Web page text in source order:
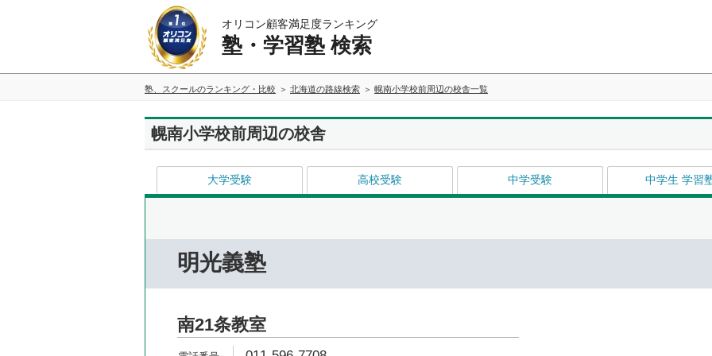
オリコン顧客満足度ランキング
塾・学習塾 検索
塾、スクールのランキング・比較 北海道の路線検索 幌南小学校前周辺の校舎一覧
幌南小学校前周辺の校舎
大学受験 高校受験 中学受験 中学生 学習
明光義塾
南21条教室